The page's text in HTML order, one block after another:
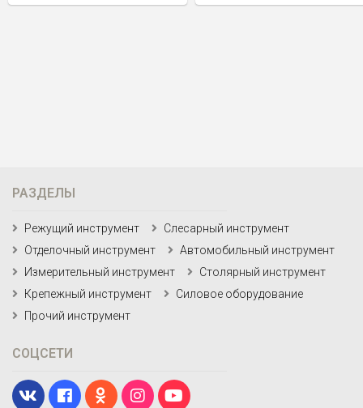
РАЗДЕЛЫ
Режущий инструмент
Слесарный инструмент
Отделочный инструмент
Автомобильный инструмент
Измерительный инструмент
Столярный инструмент
Крепежный инструмент
Силовое оборудование
Прочий инструмент
СОЦСЕТИ